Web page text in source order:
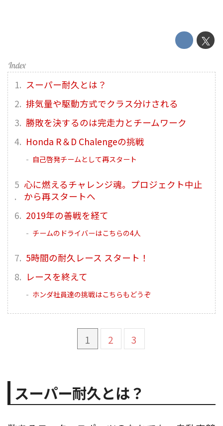
スーパー耐久とは？
排気量や駆動方式でクラス分けされる
勝敗を決するのは完走力とチームワーク
Honda R＆D Chalengeの挑戦
自己啓発チームとして再スタート
心に燃えるチャレンジ魂。プロジェクト中止
から再スタートへ
2019年の善戦を経て
チームのドライバーはこちらの4人
5時間の耐久レース スタート！
レースを終えて
ホンダ社員達の挑戦はこちらもどうぞ
1 2 3
スーパー耐久とは？